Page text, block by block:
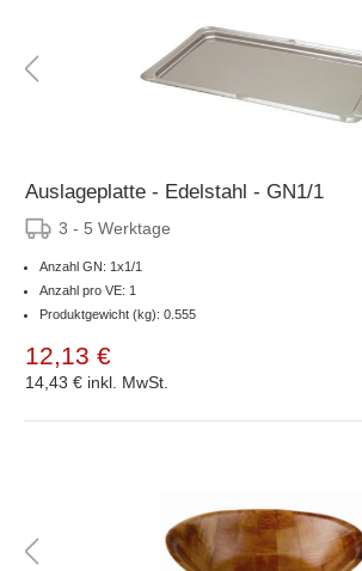
Auslageplatte - Edelstahl - GN1/1
3 - 5 Werktage
Anzahl GN: 1x1/1
Anzahl pro VE: 1
Produktgewicht (kg): 0.555
12,13 €
14,43 € inkl. MwSt.